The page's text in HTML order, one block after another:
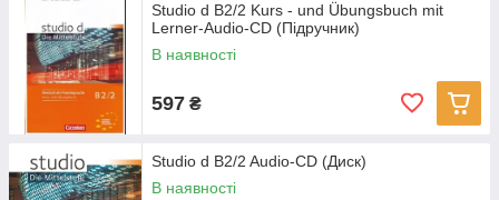
Studio d B2/2 Kurs - und Übungsbuch mit
Lerner-Audio-CD (Підручник)
В наявності
597 ₴
Studio d B2/2 Audio-CD (Диск)
В наявності